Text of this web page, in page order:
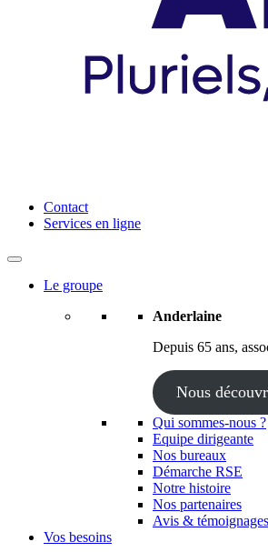
Anderlaine | Conseil – Expert comptable –
Contact
Services en ligne
Le groupe
Anderlaine
Depuis 65 ans,
Nous
Qui sommes-nous ?
Equipe dirigeante
Nos bureaux
Démarche RSE
Notre histoire
Nos partenaires
Avis &
Vos besoins